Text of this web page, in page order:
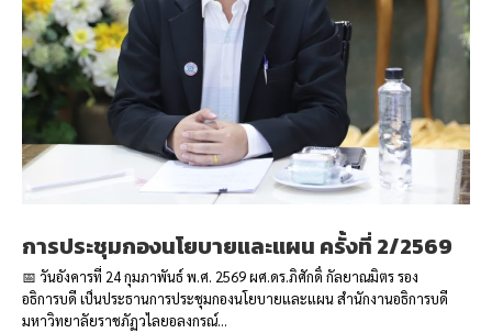
การประชุมกองนโยบายและแผน ครั้งที่ 2/2569
📅 วันอังคารที่ 24 กุมภาพันธ์ พ.ศ. 2569 ผศ.ดร.ภิศักดิ์ กัลยาณมิตร รอง
อธิการบดี เป็นประธานการประชุมกองนโยบายและแผน สำนักงานอธิการบดี
มหาวิทยาลัยราชภัฏวไลยอลงกรณ์…